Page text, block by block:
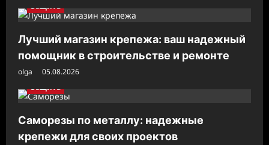
Защита
Лучший магазин крепежа: ваш надежный
помощник в строительстве и ремонте
olga
05.08.2026
Защита
Саморезы по металлу: надежные
крепежи для своих проектов